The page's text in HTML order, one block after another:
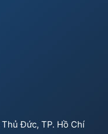
Đức, TP. Hồ Chí